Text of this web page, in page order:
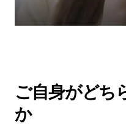
ご自身がどち
か